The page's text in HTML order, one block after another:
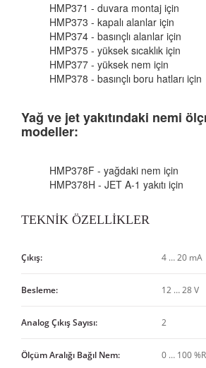
HMP371 - duvara montaj için
HMP373 - kapalı alanlar için
HMP374 - basınçlı alanlar için
HMP375 - yüksek sıcaklık için
HMP377 - yüksek nem için
HMP378 - basınçlı boru hatları için
Yağ ve jet yakıtındaki nemi
modeller:
HMP378F - yağdaki nem için
HMP378H - JET A-1 yakıtı için
TEKNİK ÖZELLİKLER
Çıkış: 4 … 20 mA
Besleme: 12 … 28 V
Analog Çıkış Sayısı: 2
Ölçüm Aralığı Bağıl Nem: 0 … 100